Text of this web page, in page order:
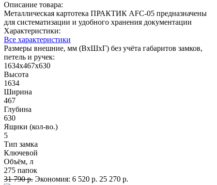
Описание товара:
Металлическая картотека ПРАКТИК AFC-05 предназначены
для систематизации и удобного хранения документации
Характеристики:
Все характеристики
Размеры внешние, мм (ВхШхГ) без учёта габаритов замков,
петель и ручек:
1634x467x630
Высота
1634
Ширина
467
Глубина
630
Ящики (кол-во.)
5
Тип замка
Ключевой
Объём, л
275 папок
31 790 р. Экономия: 6 520 р. 25 270 р.